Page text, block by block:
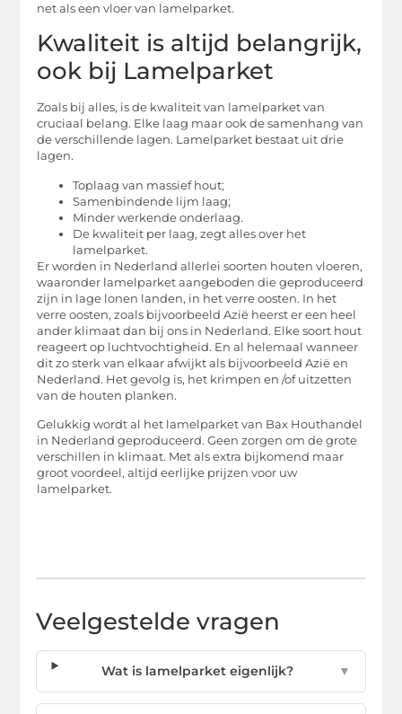
net als een vloer van lamelparket.
Kwaliteit is altijd belangrijk,
ook bij Lamelparket
Zoals bij alles, is de kwaliteit van lamelparket van
cruciaal belang. Elke laag maar ook de samenhang van
de verschillende lagen. Lamelparket bestaat uit drie
lagen.
Toplaag van massief hout;
Samenbindende lijm laag;
Minder werkende onderlaag.
De kwaliteit per laag, zegt alles over het
lamelparket.
Er worden in Nederland allerlei soorten houten vloeren,
waaronder lamelparket aangeboden die geproduceerd
zijn in lage lonen landen, in het verre oosten. In het
verre oosten, zoals bijvoorbeeld Azië heerst er een heel
ander klimaat dan bij ons in Nederland. Elke soort hout
reageert op luchtvochtigheid. En al helemaal wanneer
dit zo sterk van elkaar afwijkt als bijvoorbeeld Azië en
Nederland. Het gevolg is, het krimpen en /of uitzetten
van de houten planken.
Gelukkig wordt al het lamelparket van Bax Houthandel
in Nederland geproduceerd. Geen zorgen om de grote
verschillen in klimaat. Met als extra bijkomend maar
groot voordeel, altijd eerlijke prijzen voor uw
lamelparket.
Veelgestelde vragen
Wat is lamelparket eigenlijk? ▼